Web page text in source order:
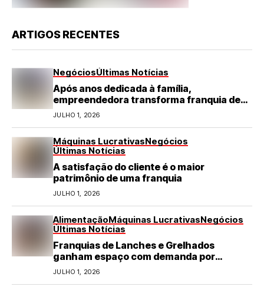
ARTIGOS RECENTES
NegóciosÚltimas Notícias
Após anos dedicada à família,
empreendedora transforma franquia de
turismo em negócio de destaque no RN
JULHO 1, 2026
Máquinas LucrativasNegócios
Últimas Notícias
A satisfação do cliente é o maior
patrimônio de uma franquia
JULHO 1, 2026
AlimentaçãoMáquinas LucrativasNegócios
Últimas Notícias
Franquias de Lanches e Grelhados
ganham espaço com demanda por
refeições rápidas e de qualidade
JULHO 1, 2026